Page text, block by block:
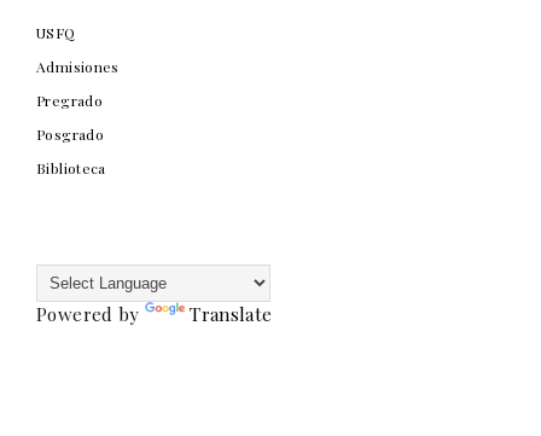
USFQ
Admisiones
Pregrado
Posgrado
Biblioteca
Powered by Translate